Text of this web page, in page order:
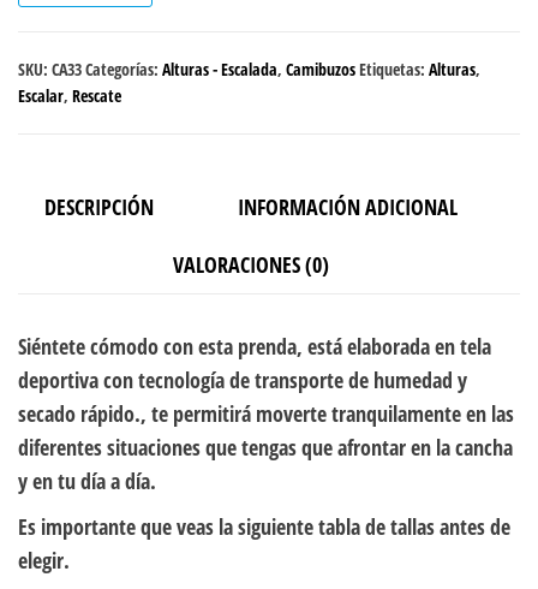
SKU: CA33Categorías: Alturas - Escalada, CamibuzosEtiquetas: Alturas,
Escalar, Rescate
DESCRIPCIÓN
INFORMACIÓN ADICIONAL
VALORACIONES (0)
Siéntete cómodo con esta prenda, está elaborada en tela
deportiva con tecnología de transporte de humedad y
secado rápido., te permitirá moverte tranquilamente en las
diferentes situaciones que tengas que afrontar en la cancha
y en tu día a día.
Es importante que veas la siguiente tabla de tallas antes de
elegir.